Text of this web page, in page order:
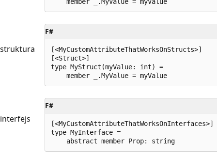
struktura
F#
[<MyCustomAttributeThatWorksOnStructs>]
[<Struct>]
type MyStruct(myValue: int) =
interfejs
F#
[<MyCustomAttributeThatWorksOnInterfaces>]
type MyInterface =